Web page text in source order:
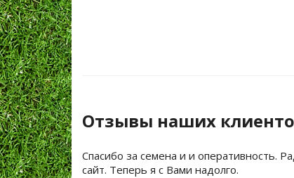
Отзывы наших
Спасибо за семена и и оперативность.
сайт. Теперь я с Вами надолго.